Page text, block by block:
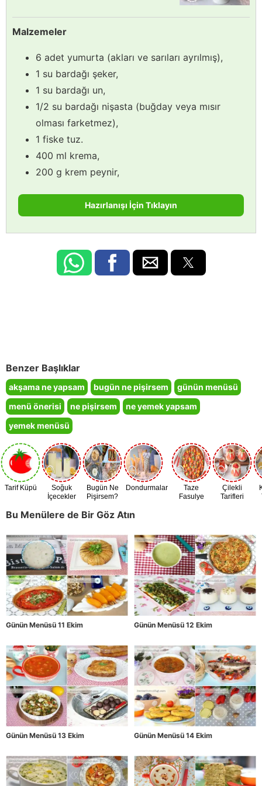
Malzemeler
6 adet yumurta (akları ve sarıları ayrılmış),
1 su bardağı şeker,
1 su bardağı un,
1/2 su bardağı nişasta (buğday veya mısır
olması farketmez),
1 fiske tuz.
400 ml krema,
200 g krem peynir,
Hazırlanışı İçin Tıklayın
Benzer Başlıklar
akşama ne yapsam bugün ne pişirsem
günün menüsü
menü önerisi
ne pişirsem
ne yemek yapsam
yemek menüsü
Tarif Küpü
Soğuk
İçecekler
Bugün Ne
Pişirsem?
Dondurmalar
Taze
Fasulye
Çilekli
Tarifleri
Bu Menülere de Bir Göz Atın
Günün Menüsü 11 Ekim Günün Menüsü 12 Ekim
Günün Menüsü 13 Ekim Günün Menüsü 14 Ekim